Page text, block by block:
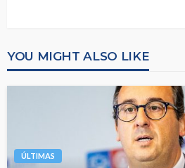
YOU MIGHT ALSO LIKE
ÚLTIMAS